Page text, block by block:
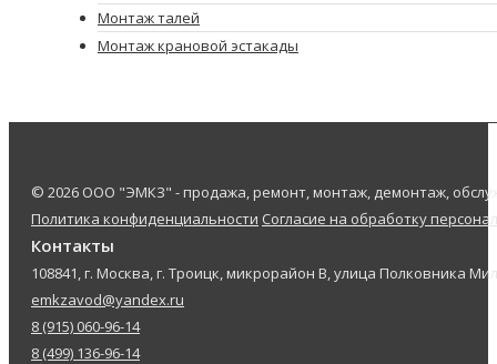
Монтаж талей
Монтаж крановой эстакады
© 2026 ООО "ЭМКЗ" - продажа, ремонт, монтаж, демонтаж,
Политика конфиденциальности Согласие на обработку
Контакты
108841, г. Москва, г. Троицк, микрорайон В, улица Полковника
emkzavod@yandex.ru
8 (915) 060-96-14
8 (499) 136-96-14